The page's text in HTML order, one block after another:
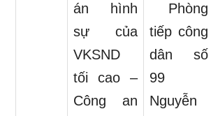
án hình
sự của
VKSND
tối cao –
Công an
Phòng
tiếp công
dân số
99
Nguyễn